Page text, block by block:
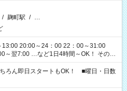
/ 麹町駅 / …
20:00～24：00 22：00～31:00
翌7:00 …など1日4時間～OK！ その他
お気軽にご相談ください！
ろん即日スタートもOK！ ■曜日・日数